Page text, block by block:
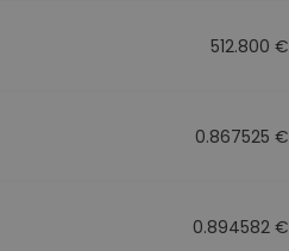
512.800 €
0.867525 €
0.894582 €